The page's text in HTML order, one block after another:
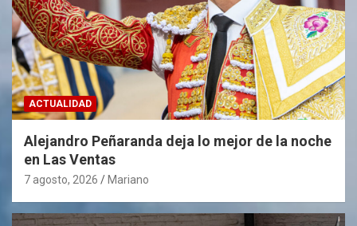
ACTUALIDAD
Alejandro Peñaranda deja lo mejor de la noche
en Las Ventas
7 agosto, 2026 Mariano